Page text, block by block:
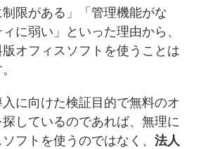
制限がある」「管理機能がな
に弱い」といった理由から、
オフィスソフトを使うことは
に向けた検証目的で無料のオ
しているのであれば、無理に
フトを使うのではなく、 法人